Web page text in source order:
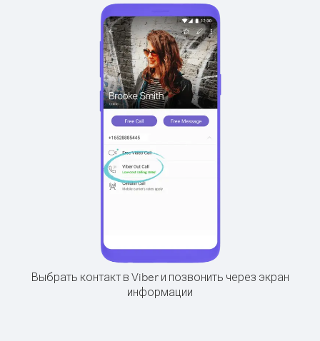
Выбрать контакт в Viber и позвонить через экран
информации